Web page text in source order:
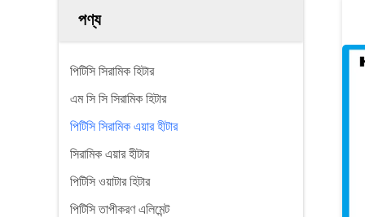
পণ্য
পিটিসি সিরামিক হিটার
এম সি সি সিরামিক হিটার
পিটিসি সিরামিক এয়ার হীটার
সিরামিক এয়ার হীটার
পিটিসি ওয়াটার হিটার
পিটিসি তাপীকরণ এলিমেন্ট